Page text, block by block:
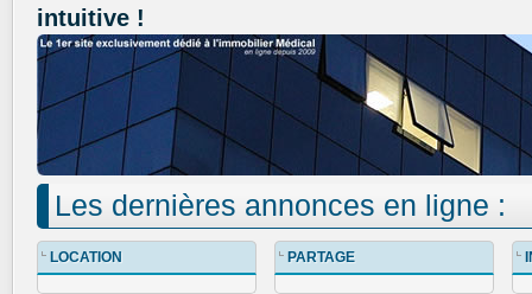
intuitive !
Les dernières annonces en ligne :
LOCATION PARTAGE